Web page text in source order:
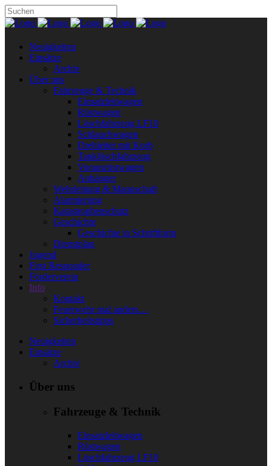
Neuigkeiten
Einsätze
Archiv
Über uns
Fahrzeuge & Technik
Einsatzleitwagen
Rüstwagen
Löschfahrzeug LF10
Schlauchwagen
Drehleiter mit Korb
Tanklöschfahrzeug
Vorausrüstwagen
Anhänger
Wehrleitung & Mannschaft
Alarmierung
Katastrophenschutz
Geschichte
Geschichte in Schriftform
Dienstplan
Jugend
First Responder
Förderverein
Info
Kontakt
Feuerwehr mal anders…
Sicherheitstipps
Neuigkeiten
Einsätze
Archiv
Über uns
Fahrzeuge & Technik
Einsatzleitwagen
Rüstwagen
Löschfahrzeug LF10